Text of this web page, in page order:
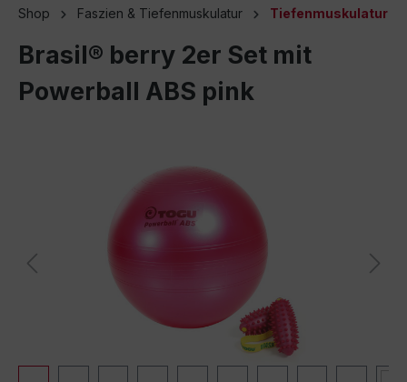
Shop Faszien & Tiefenmuskulatur Tiefenmuskulatur
Brasil® berry 2er Set mit
Powerball ABS pink